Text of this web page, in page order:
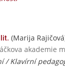
(Marija
akademie
/ Klavírní